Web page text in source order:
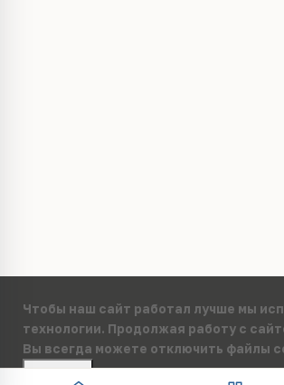
Чтобы наш сайт работал лучше мы
технологии. Продолжая работу с
Вы всегда можете отключить файлы
Принять